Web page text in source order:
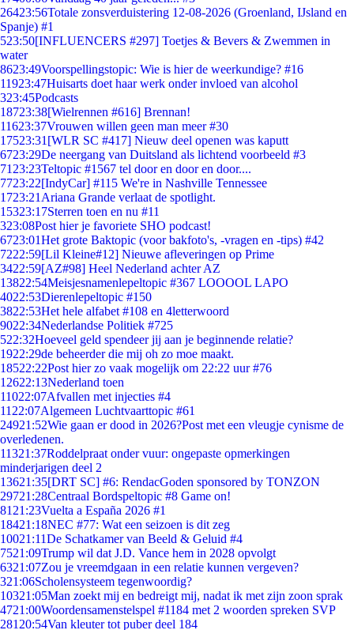
26423:56Totale zonsverduistering 12-08-2026 (Groenland, IJsland en
Spanje) #1
523:50[INFLUENCERS #297] Toetjes & Bevers & Zwemmen in
water
8623:49Voorspellingstopic: Wie is hier de weerkundige? #16
11923:47Huisarts doet haar werk onder invloed van alcohol
323:45Podcasts
18723:38[Wielrennen #616] Brennan!
11623:37Vrouwen willen geen man meer #30
17523:31 [WLR SC #417] Nieuw deel openen was kaputt
6723:29De neergang van Duitsland als lichtend voorbeeld #3
71 23:23Teltopic #1567 tel door en door en door....
7723:22[IndyCar] #115 We're in Nashville Tennessee
1723:21 Ariana Grande verlaat de spotlight.
15323:17Sterren toen en nu #11
323:08Post hier je favoriete SHO podcast!
6723:01Het grote Baktopic (voor bakfoto's, -vragen en -tips) #42
7222:59[Lil Kleine#12] Nieuwe afleveringen op Prime
3422:59[AZ#98] Heel Nederland achter AZ
13822:54Meisjesnamenlepeltopic #367 LOOOOL LAPO
4022:53Dierenlepeltopic #150
3822:53Het hele alfabet #108 en 4letterwoord
9022:34Nederlandse Politiek #725
522:32Hoeveel geld spendeer jij aan je beginnende relatie?
1922:29de beheerder die mij oh zo moe maakt.
18522:22Post hier zo vaak mogelijk om 22:22 uur #76
12622:13Nederland toen
11022:07Afvallen met injecties #4
11 22:07Algemeen Luchtvaarttopic #61
24921:52Wie gaan er dood in 2026?Post met een vleugje cynisme de
overledenen.
11321:37Roddelpraat onder vuur: ongepaste opmerkingen
minderjarigen deel 2
13621:35[DRT SC] #6: RendacGoden sponsored by TONZON
29721:28Centraal Bordspeltopic #8 Game on!
81 21:23Vuelta a España 2026 #1
18421:18NEC #77: Wat een seizoen is dit zeg
10021:11De Schatkamer van Beeld & Geluid #4
7521:09Trump wil dat J.D. Vance hem in 2028 opvolgt
6321:07Zou je vreemdgaan in een relatie kunnen vergeven?
321:06Scholensysteem tegenwoordig?
10321:05Man zoekt mij en bedreigt mij, nadat ik met zijn zoon sprak
4721:00Woordensamenstelspel #1184 met 2 woorden spreken SVP
281 20:54Van kleuter tot puber deel 184